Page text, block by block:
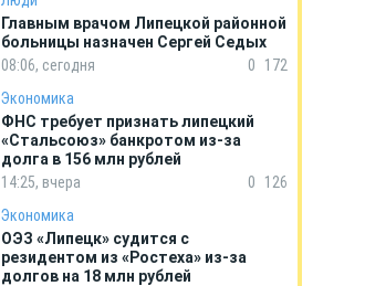
Главным врачом Липецкой районной
больницы назначен Сергей Седых
08:06, сегодня
0
172
Экономика
ФНС требует признать липецкий
«Стальсоюз» банкротом из-за
долга в 156 млн рублей
14:25, вчера
0
126
Экономика
ОЭЗ «Липецк» судится с
резидентом из «Ростеха» из-за
долгов на 18 млн рублей